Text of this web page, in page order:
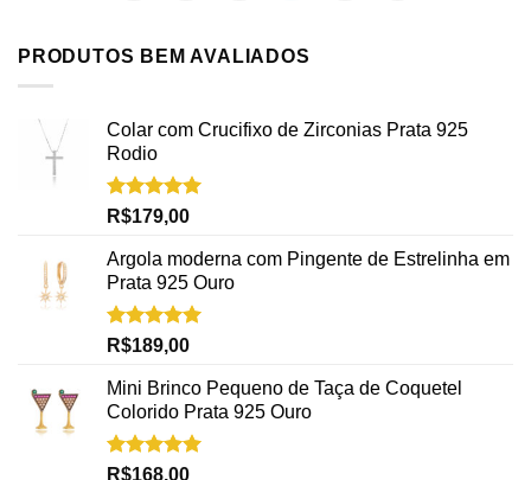
PRODUTOS BEM AVALIADOS
Colar com Crucifixo de Zirconias Prata 925
Rodio
Avaliação
R$179,00
Argola moderna com Pingente de Estrelinha em
Prata 925 Ouro
Avaliação
R$189,00
Mini Brinco Pequeno de Taça de Coquetel
Colorido Prata 925 Ouro
Avaliação
R$168,00